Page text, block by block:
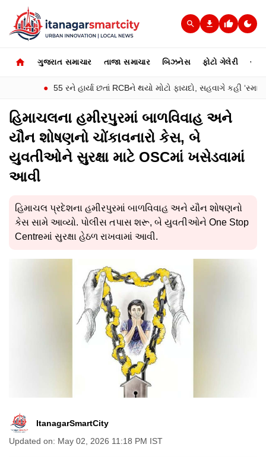
ગુજરાત સમાચાર તાજા સમાચાર બિઝનેસ ફોટો ગેલેરી
55 રને હાર્યા છતાં RCBને થયો મોટો ફાયદો, સહવાગે કહી ‘સ્માર્ટ
હિમાચલના હમીરપુરમાં બાળવિવાહ અને
યૌન શોષણનો ચોંકાવનારો કેસ, બે
યુવતીઓને સુરક્ષા માટે OSCમાં ખસેડવામાં
આવી
હિમાચલ પ્રદેશના હમીરપુરમાં બાળવિવાહ અને યૌન શોષણનો
કેસ સામે આવ્યો. પોલીસ તપાસ શરૂ, બે યુવતીઓને One Stop
Centreમાં સુરક્ષા હેઠળ રાખવામાં આવી.
ItanagarSmartCity
Updated on: May 02, 2026 11:18 PM IST